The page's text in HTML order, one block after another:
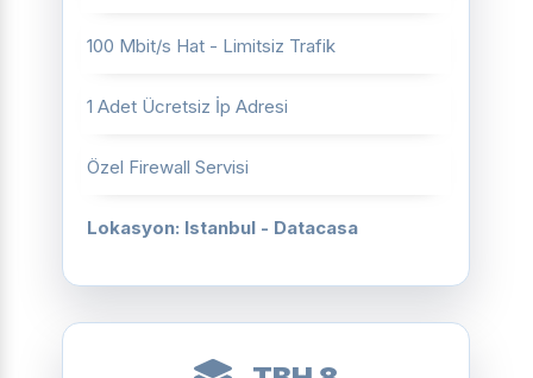
100 Mbit/s Hat - Limitsiz Trafik
1 Adet Ücretsiz İp Adresi
Özel Firewall Servisi
Lokasyon: Istanbul - Datacasa